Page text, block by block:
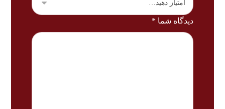
دیدگاه شما *